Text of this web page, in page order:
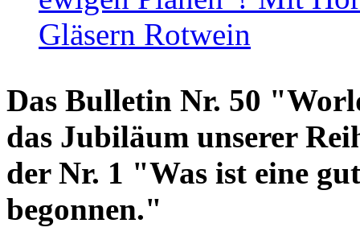
Gläsern Rotwein
Das Bulletin Nr. 50
das Jubiläum unserer
der Nr. 1 "Was ist eine
begonnen."